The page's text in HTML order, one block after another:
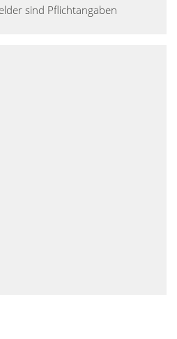
sind Pflichtangaben